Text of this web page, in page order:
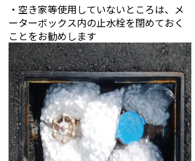
・空き家等使用していないところは、メ
ーターボックス内の止水栓を閉めておく
ことをお勧めします